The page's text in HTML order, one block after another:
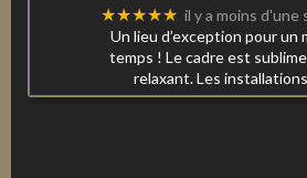
★★★★★ il y a moins d'une
Un lieu d’exception pour un
temps ! Le cadre est
relaxant. Les